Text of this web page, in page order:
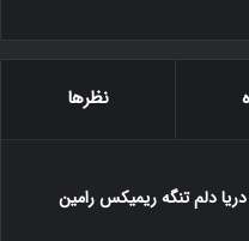
نظرها
دلم تنگه ریمیکس رامین